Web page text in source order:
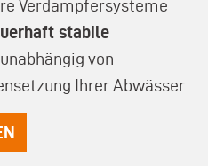
Verdampfersysteme
stabile
von
Ihrer Abwässer.